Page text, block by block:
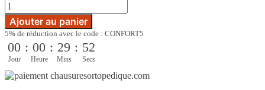
Ajouter au panier
5% de réduction avec le code : CONFORT5
00
Jour
: 00
Heure
: 29
Mins
: 51
Secs